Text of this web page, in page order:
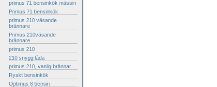
primus 71 bensinkök mässin
Primus 71 bensinkök
primus 210 väsande
brännare
Primus 210väsande
brännare
primus 210
210 snygg låda
primus 210, vanlig brännar
Ryskt bensinkök
Optimus 8 bensin